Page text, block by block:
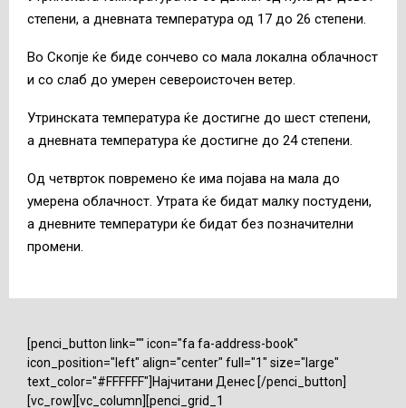
степени, а дневната температура од 17 до 26 степени.
Во Скопје ќе биде сончево со мала локална облачност
и со слаб до умерен североисточен ветер.
Утринската температура ќе достигне до шест степени,
а дневната температура ќе достигне до 24 степени.
Од четврток повремено ќе има појава на мала до
умерена облачност. Утрата ќе бидат малку постудени,
а дневните температури ќе бидат без позначителни
промени.
[penci_button link="" icon="fa fa-address-book"
icon_position="left" align="center" full="1" size="large"
text_color="#FFFFFF"]Најчитани Денес [/penci_button]
[vc_row][vc_column][penci_grid_1